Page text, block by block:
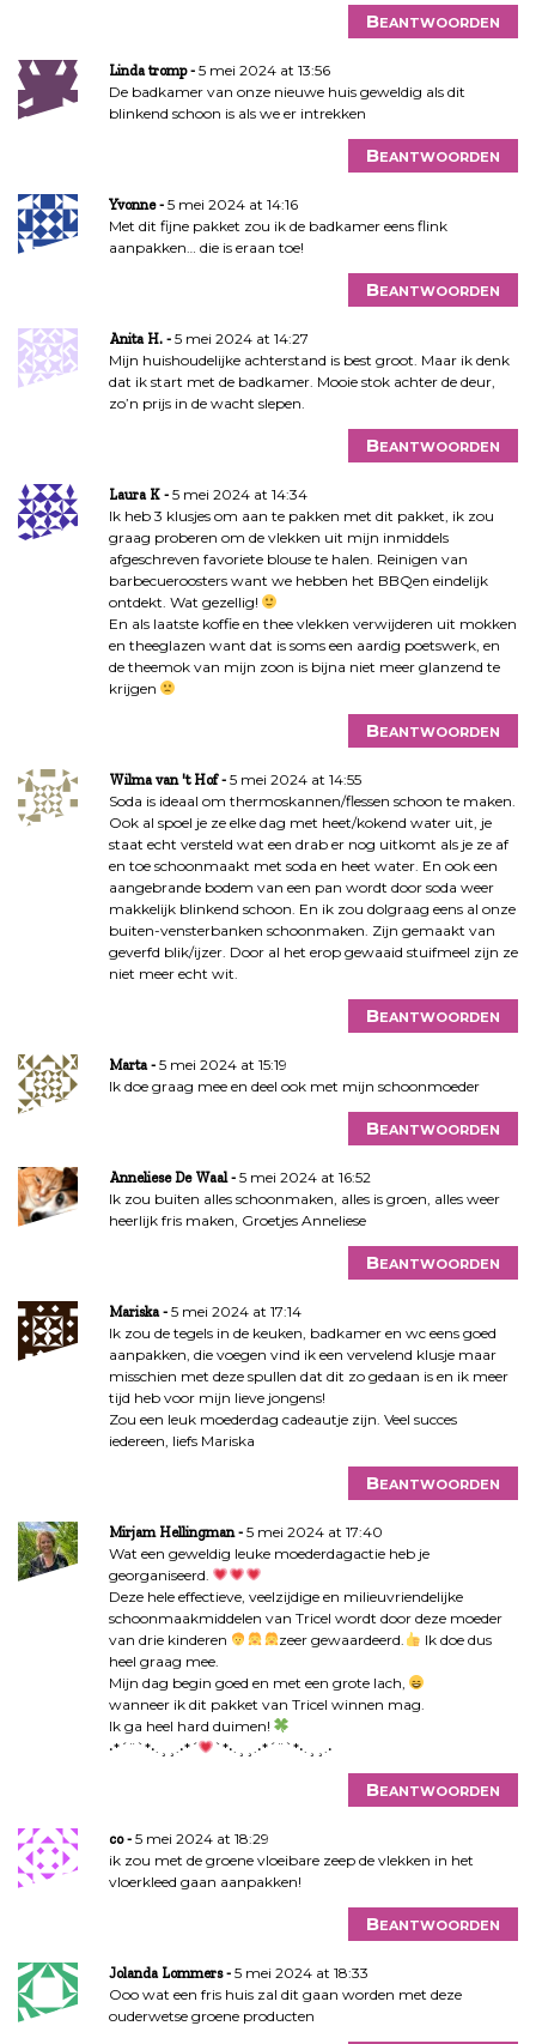
Beantwoorden
Linda tromp
5 mei 2024 at 13:56
De badkamer van onze nieuwe huis geweldig als dit
blinkend schoon is als we er intrekken
Beantwoorden
Yvonne
5 mei 2024 at 14:16
Met dit fijne pakket zou ik de badkamer eens flink
aanpakken… die is eraan toe!
Beantwoorden
Anita H.
5 mei 2024 at 14:27
Mijn huishoudelijke achterstand is best groot. Maar ik denk
dat ik start met de badkamer. Mooie stok achter de deur,
zo’n prijs in de wacht slepen.
Beantwoorden
Laura K
5 mei 2024 at 14:34
Ik heb 3 klusjes om aan te pakken met dit pakket, ik zou
graag proberen om de vlekken uit mijn inmiddels
afgeschreven favoriete blouse te halen. Reinigen van
barbecueroosters want we hebben het BBQen eindelijk
ontdekt. Wat gezellig!
En als laatste koffie en thee vlekken verwijderen uit mokken
en theeglazen want dat is soms een aardig poetswerk, en
de theemok van mijn zoon is bijna niet meer glanzend te
krijgen
Beantwoorden
Wilma van 't Hof
5 mei 2024 at 14:55
Soda is ideaal om thermoskannen/flessen schoon te maken.
Ook al spoel je ze elke dag met heet/kokend water uit, je
staat echt versteld wat een drab er nog uitkomt als je ze af
en toe schoonmaakt met soda en heet water. En ook een
aangebrande bodem van een pan wordt door soda weer
makkelijk blinkend schoon. En ik zou dolgraag eens al onze
buiten-vensterbanken schoonmaken. Zijn gemaakt van
geverfd blik/ijzer. Door al het erop gewaaid stuifmeel zijn ze
niet meer echt wit.
Beantwoorden
Marta
5 mei 2024 at 15:19
Ik doe graag mee en deel ook met mijn schoonmoeder
Beantwoorden
Anneliese De Waal
5 mei 2024 at 16:52
Ik zou buiten alles schoonmaken, alles is groen, alles weer
heerlijk fris maken, Groetjes Anneliese
Beantwoorden
Mariska
5 mei 2024 at 17:14
Ik zou de tegels in de keuken, badkamer en wc eens goed
aanpakken, die voegen vind ik een vervelend klusje maar
misschien met deze spullen dat dit zo gedaan is en ik meer
tijd heb voor mijn lieve jongens!
Zou een leuk moederdag cadeautje zijn. Veel succes
iedereen, liefs Mariska
Beantwoorden
Mirjam Hellingman
5 mei 2024 at 17:40
Wat een geweldig leuke moederdagactie heb je
georganiseerd.
Deze hele effectieve, veelzijdige en milieuvriendelijke
schoonmaakmiddelen van Tricel wordt door deze moeder
van drie kinderen
zeer gewaardeerd.
Ik doe dus
heel graag mee.
Mijn dag begin goed en met een grote lach,
wanneer ik dit pakket van Tricel winnen mag.
Ik ga heel hard duimen!
•*´¨`*•.¸¸.•*´
`*•.¸¸.•*´¨`*•.¸¸.•
Beantwoorden
co
5 mei 2024 at 18:29
ik zou met de groene vloeibare zeep de vlekken in het
vloerkleed gaan aanpakken!
Beantwoorden
Jolanda Lommers
5 mei 2024 at 18:33
Ooo wat een fris huis zal dit gaan worden met deze
ouderwetse groene producten